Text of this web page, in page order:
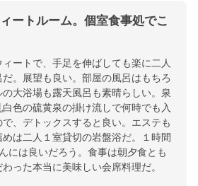
ートルーム。個室食事処でこ
ートで、手足を伸ばしても楽に二人
。展望も良い。部屋の風呂はもちろ
大浴場も露天風呂も素晴らしい。泉
色の硫黄泉の掛け流しで何時でも入
、デトックスすると良い。エステも
は二人１室貸切の岩盤浴だ。１時間
には良いだろう。食事は朝夕食とも
った本当に美味しい会席料理だ。